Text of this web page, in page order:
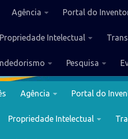
Agência Portal do
Propriedade Intelectual
Pesquisa
Agência Portal do
Propriedade Intelectual